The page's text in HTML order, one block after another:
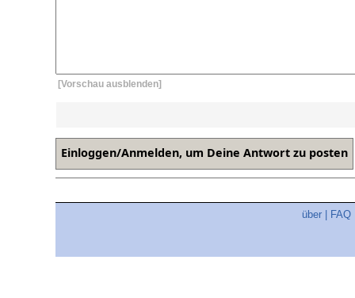
[Vorschau ausblenden]
über FAQ